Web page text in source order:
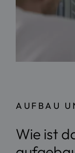
AUFBAU
Wie ist